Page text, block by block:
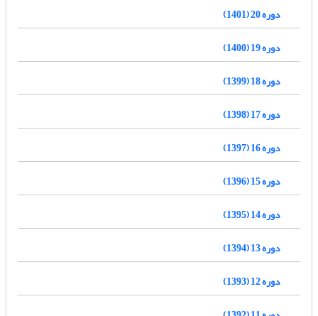
دوره 20 (1401)
دوره 19 (1400)
دوره 18 (1399)
دوره 17 (1398)
دوره 16 (1397)
دوره 15 (1396)
دوره 14 (1395)
دوره 13 (1394)
دوره 12 (1393)